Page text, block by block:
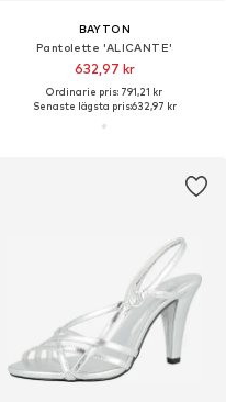
BAYTON
Pantolette 'ALICANTE'
632,97 kr
Ordinarie pris: 791,21 kr
Senaste lägsta pris:632,97 kr